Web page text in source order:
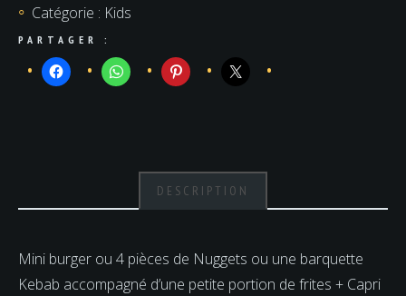
Catégorie : Kids
PARTAGER :
DESCRIPTION
Mini burger ou 4 pièces de Nuggets ou une barquette
Kebab accompagné d’une petite portion de frites + Capri